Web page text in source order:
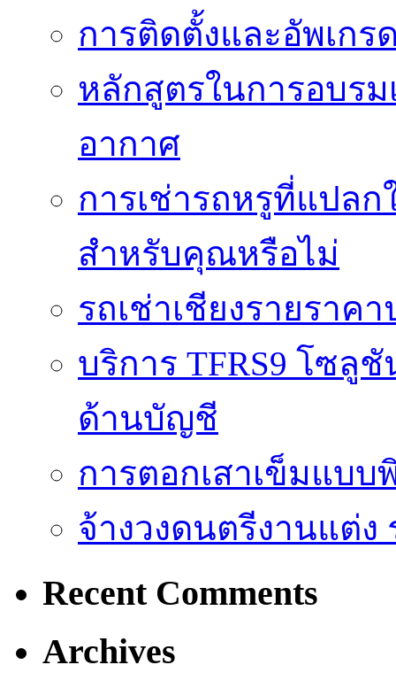
การติดตั้งและอัพเกรด
หลักสูตรในการอบร
อากาศ
การเช่ารถหรูที่แปลก
สำหรับคุณหรือไม่
รถเช่าเชียงรายราค
บริการ TFRS9 โซลู
ด้านบัญชี
การตอกเสาเข็มแบบ
จ้างวงดนตรีงานแต่ง
Recent Comments
Archives